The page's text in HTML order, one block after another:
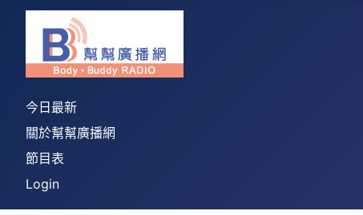
今日最新
關於幫幫廣播網
節目表
Login